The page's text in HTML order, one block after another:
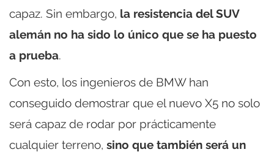
capaz. Sin embargo, la resistencia del SUV
alemán no ha sido lo único que se ha puesto
a prueba.
Con esto, los ingenieros de BMW han
conseguido demostrar que el nuevo X5 no solo
será capaz de rodar por prácticamente
cualquier terreno, sino que también será un